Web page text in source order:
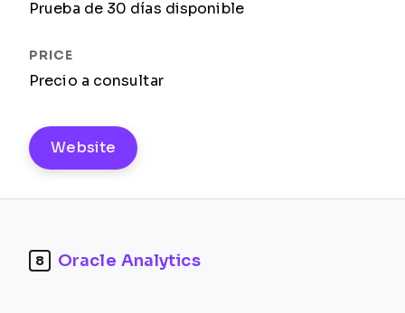
Prueba de 30 días disponible
Precio a consultar
Website
8 Oracle Analytics